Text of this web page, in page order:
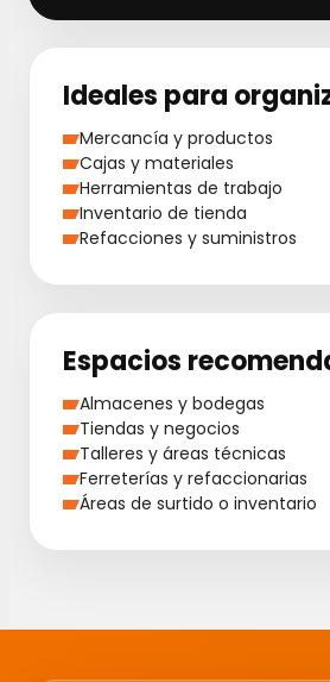
Ideales para
Mercancía y productos
Cajas y materiales
Herramientas de trabajo
Inventario de tienda
Refacciones y suministros
Espacios
Almacenes y bodegas
Tiendas y negocios
Talleres y áreas técnicas
Ferreterías y refaccionarias
Áreas de surtido o inventario